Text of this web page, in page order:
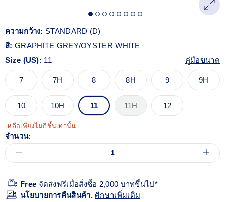
ความกว้าง: STANDARD (D)
สี: GRAPHITE GREY/OYSTER WHITE
Size (US): 11 คู่มือขนาด
7 7H 8 8H 9 9H
10 10H 11 11H 12
เหลือเพียงไม่กี่ชิ้นเท่านั้น
จำนวน:
Free จัดส่งฟรีเมื่อสั่งซื้อ 2,000 บาทขึ้นไป*
นโยบายการคืนสินค้า.ศีกษาเพิ่มเติม